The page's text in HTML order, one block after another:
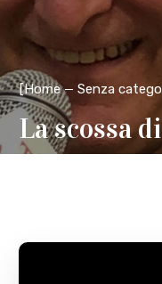
[Home Senza
La scossa